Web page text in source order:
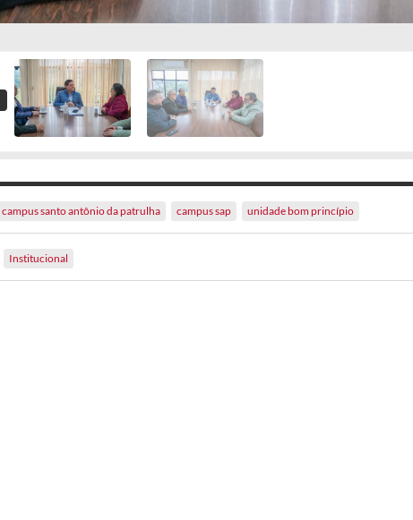
campus santo antônio da patrulha campus sap unidade bom princípio
Institucional